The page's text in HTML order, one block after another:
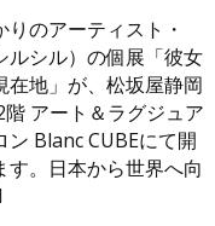
りのアーティスト・
ルシル）の個展「彼女
在地」が、松坂屋静岡
階 アート＆ラグジュア
ン Blanc CUBEにて開
す。日本から世界へ向